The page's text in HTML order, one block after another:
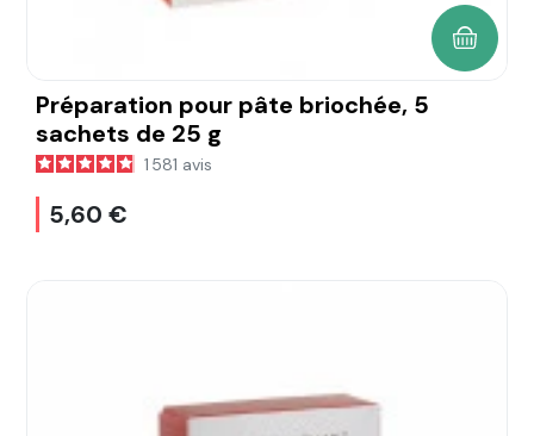
Préparation pour pâte briochée, 5
sachets de 25 g
1 581 avis
5,60 €